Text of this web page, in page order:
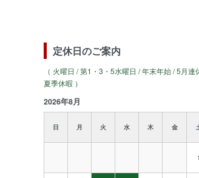
定休日のご案内
（ 火曜日 / 第1・3・5水曜日 / 年末年始 / 5月連
夏季休暇 ）
2026年8月
日 月 火 水 木 金
1